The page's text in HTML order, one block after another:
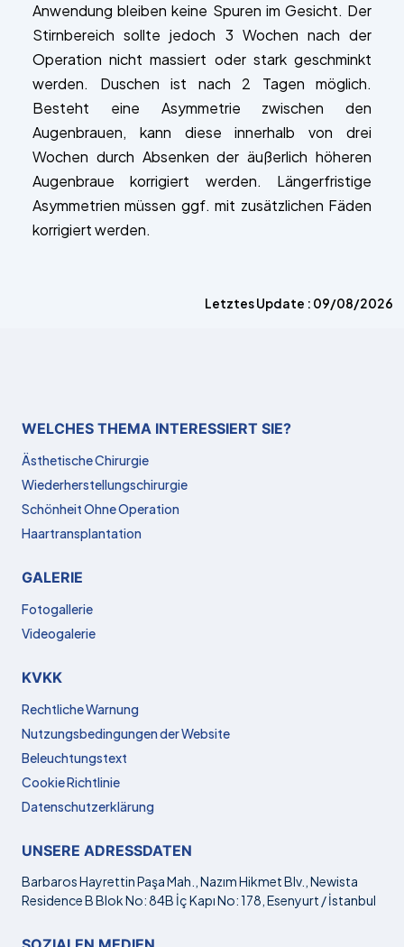
Anwendung bleiben keine Spuren im Gesicht. Der
Stirnbereich sollte jedoch 3 Wochen nach der
Operation nicht massiert oder stark geschminkt
werden. Duschen ist nach 2 Tagen möglich.
Besteht eine Asymmetrie zwischen den
Augenbrauen, kann diese innerhalb von drei
Wochen durch Absenken der äußerlich höheren
Augenbraue korrigiert werden. Längerfristige
Asymmetrien müssen ggf. mit zusätzlichen Fäden
korrigiert werden.
Letztes Update : 09/08/2026
WELCHES THEMA INTERESSIERT SIE?
Ästhetische Chirurgie
Wiederherstellungschirurgie
Schönheit Ohne Operation
Haartransplantation
GALERIE
Fotogallerie
Videogalerie
KVKK
Rechtliche Warnung
Nutzungsbedingungen der Website
Beleuchtungstext
Cookie Richtlinie
Datenschutzerklärung
UNSERE ADRESSDATEN
Barbaros Hayrettin Paşa Mah., Nazım Hikmet Blv., Newista
Residence B Blok No: 84B İç Kapı No: 178, Esenyurt / İstanbul